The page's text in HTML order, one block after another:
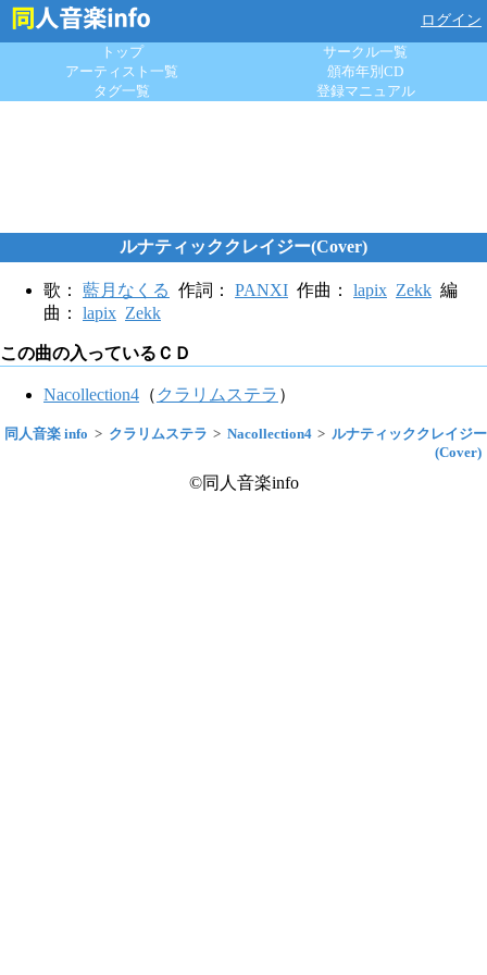
ログイン
トップ
サークル一覧
アーティスト一覧
頒布年別CD
タグ一覧
登録マニュアル
ルナティッククレイジー(Cover)
歌： 藍月なくる 作詞： PANXI 作曲： lapix Zekk 編
曲： lapix Zekk
この曲の入っているＣＤ
Nacollection4 （ クラリムステラ ）
同人音楽 info クラリムステラ Nacollection4
ルナティッククレイジー
(Cover)
©同人音楽info